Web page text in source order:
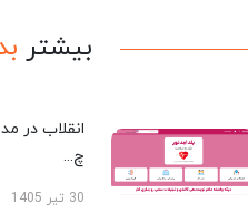
بیشتر
انقلاب در
چ...
30 تیر 1405